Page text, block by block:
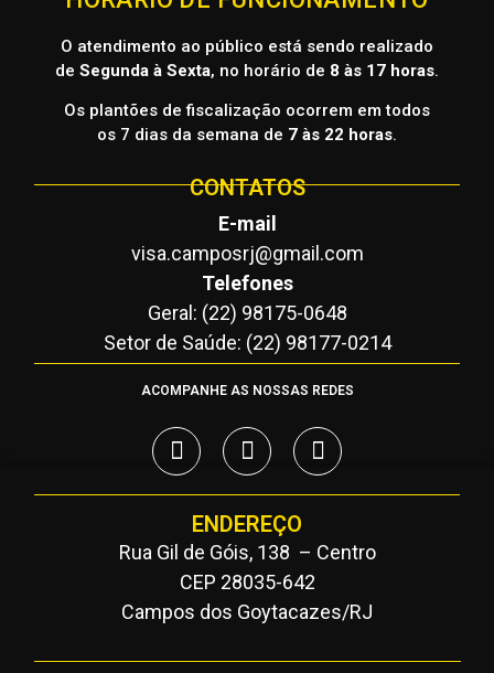
O atendimento ao público está sendo realizado
de Segunda à Sexta, no horário de 8 às 17 horas.
Os plantões de fiscalização ocorrem em todos
os 7 dias da semana de 7 às 22 horas.
CONTATOS
E-mail
visa.camposrj@gmail.com
Telefones
Geral: (22) 98175-0648
Setor de Saúde: (22) 98177-0214
ACOMPANHE AS NOSSAS REDES
ENDEREÇO
Rua Gil de Góis, 138 – Centro
CEP 28035-642
Campos dos Goytacazes/RJ